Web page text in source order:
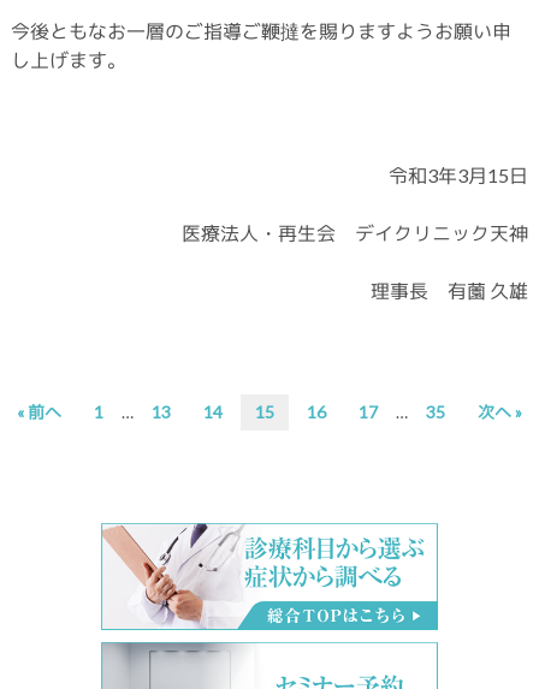
今後ともなお一層のご指導ご鞭撻を賜りますようお願い申
し上げます。
令和3年3月15日
医療法人・再生会 デイクリニック天神
理事長 有薗 久雄
« 前へ
次
1
Interim
pages
…
次
13
次
14
次
15
次
16
次
17
Interim
pages
…
次
35 次へ »